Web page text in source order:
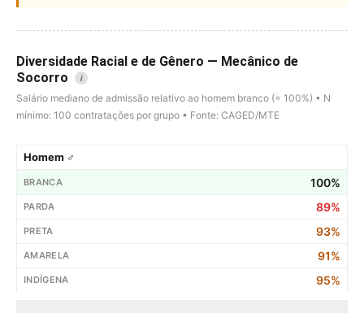
Diversidade Racial e de Gênero — Mecânico de
Socorro
i
Salário mediano de admissão relativo ao homem branco (= 100%) • N
mínimo: 100 contratações por grupo • Fonte: CAGED/MTE
Homem ♂
100%
89%
93%
91%
95%